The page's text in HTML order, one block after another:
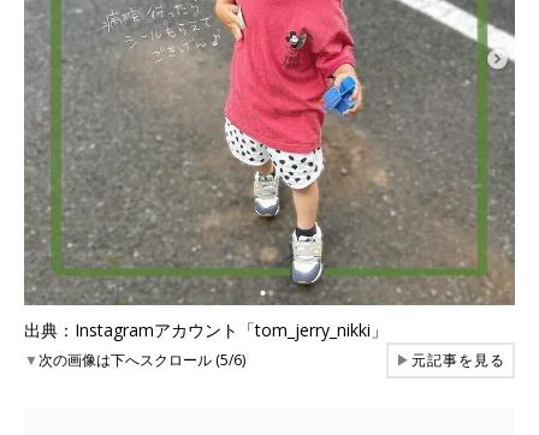
出典：Instagramアカウント「tom_jerry_nikki」
▼次の画像は下へスクロール (5/6) ▶元記事を見る